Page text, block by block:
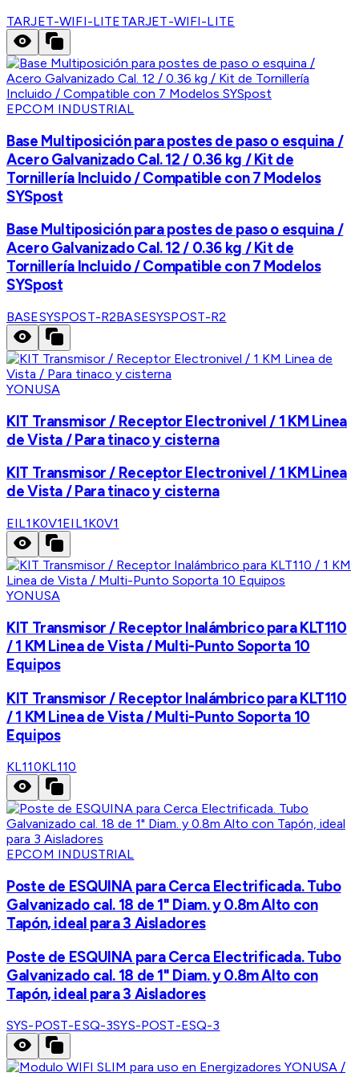
TARJET-WIFI-LITETARJET-WIFI-LITE
EPCOM INDUSTRIAL
Base Multiposición para postes de paso o esquina /
Acero Galvanizado Cal. 12 / 0.36 kg / Kit de
Tornillería Incluido / Compatible con 7 Modelos
SYSpost
Base Multiposición para postes de paso o esquina /
Acero Galvanizado Cal. 12 / 0.36 kg / Kit de
Tornillería Incluido / Compatible con 7 Modelos
SYSpost
BASESYSPOST-R2BASESYSPOST-R2
YONUSA
KIT Transmisor / Receptor Electronivel / 1 KM Linea
de Vista / Para tinaco y cisterna
KIT Transmisor / Receptor Electronivel / 1 KM Linea
de Vista / Para tinaco y cisterna
EIL1K0V1EIL1K0V1
YONUSA
KIT Transmisor / Receptor Inalámbrico para KLT110
/ 1 KM Linea de Vista / Multi-Punto Soporta 10
Equipos
KIT Transmisor / Receptor Inalámbrico para KLT110
/ 1 KM Linea de Vista / Multi-Punto Soporta 10
Equipos
KL110KL110
EPCOM INDUSTRIAL
Poste de ESQUINA para Cerca Electrificada. Tubo
Galvanizado cal. 18 de 1" Diam. y 0.8m Alto con
Tapón, ideal para 3 Aisladores
Poste de ESQUINA para Cerca Electrificada. Tubo
Galvanizado cal. 18 de 1" Diam. y 0.8m Alto con
Tapón, ideal para 3 Aisladores
SYS-POST-ESQ-3SYS-POST-ESQ-3